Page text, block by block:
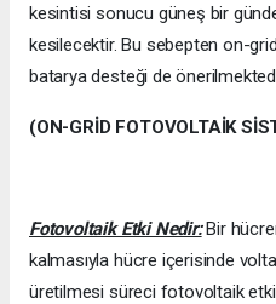
kesintisi sonucu güneş bir
kesilecektir. Bu sebepten on-
batarya desteği de
(ON-GRİD FOTOVOLTAİK
Fotovoltaik Etki Nedir:Bir
kalmasıyla hücre içerisinde
üretilmesi süreci fotovoltaik